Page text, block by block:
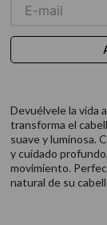
Devuélvele la vida
transforma el
suave y luminosa.
y cuidado
movimiento.
natural de su
10.